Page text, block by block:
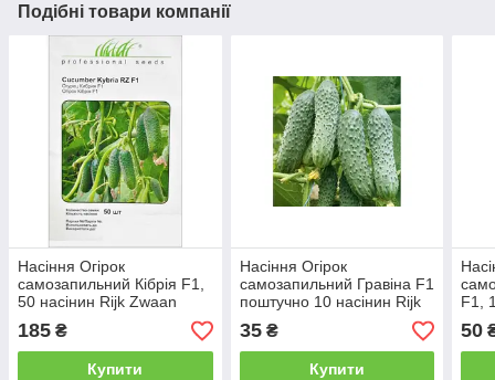
Подібні товари компанії
Насіння Огірок
самозапильний Кібрія F1,
50 насінин Rijk Zwaan
185 ₴
Купити
Насіння Огірок
самозапильний Гравіна F1
поштучно 10 насінин Rijk
Zwaan
35₴
Купити
F1,
50